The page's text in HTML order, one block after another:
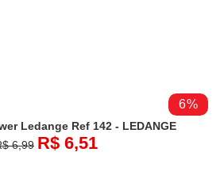
6%
Ledange Ref 142 - LEDANGE
6,99 R$ 6,51